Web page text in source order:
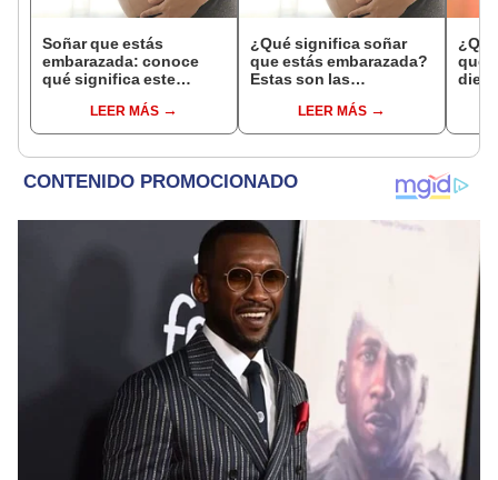
Soñar que estás
embarazada: conoce
qué significa este
LEER MÁS
¿Qué significa soñar
que estás embarazada?
Estas son las
comunesLEER MÁS
que